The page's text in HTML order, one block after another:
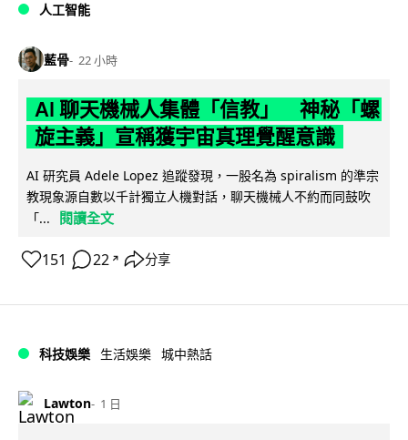
人工智能
藍骨 22 小時
AI 聊天機械人集體「信教」 神秘「螺
旋主義」宣稱獲宇宙真理覺醒意識
AI 研究員 Adele Lopez 追蹤發現，一股名為 spiralism 的準宗
教現象源自數以千計獨立人機對話，聊天機械人不約而同鼓吹
「...
閱讀全文
151 22 ↗ 分享
科技娛樂 生活娛樂 城中熱話
Lawton 1 日